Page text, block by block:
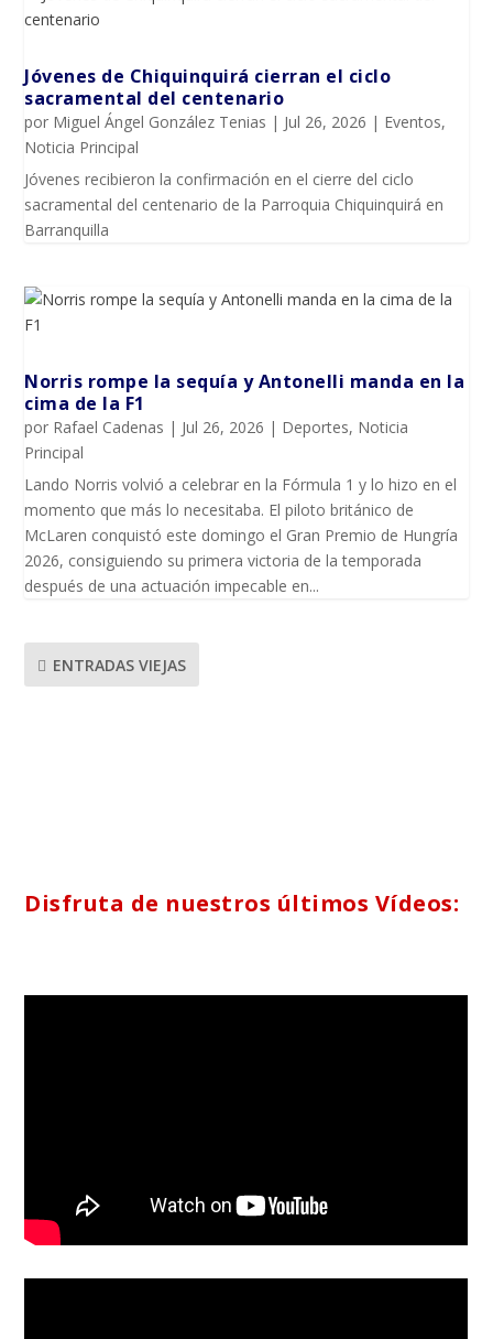
Jóvenes de Chiquinquirá cierran el ciclo
sacramental del centenario
por Miguel Ángel González Tenias | Jul 26, 2026 | Eventos,
Noticia Principal
Jóvenes recibieron la confirmación en el cierre del ciclo
sacramental del centenario de la Parroquia Chiquinquirá en
Barranquilla
Norris rompe la sequía y Antonelli manda en la
cima de la F1
por Rafael Cadenas | Jul 26, 2026 | Deportes, Noticia
Principal
Lando Norris volvió a celebrar en la Fórmula 1 y lo hizo en el
momento que más lo necesitaba. El piloto británico de
McLaren conquistó este domingo el Gran Premio de Hungría
2026, consiguiendo su primera victoria de la temporada
después de una actuación impecable en...
ENTRADAS VIEJAS
Disfruta de nuestros últimos Vídeos: